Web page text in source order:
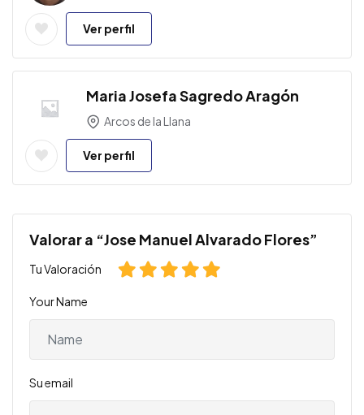
Ver perfil
Maria Josefa Sagredo Aragón
Arcos de la Llana
Ver perfil
Valorar a “Jose Manuel Alvarado Flores”
Tu Valoración
Your Name
Su email